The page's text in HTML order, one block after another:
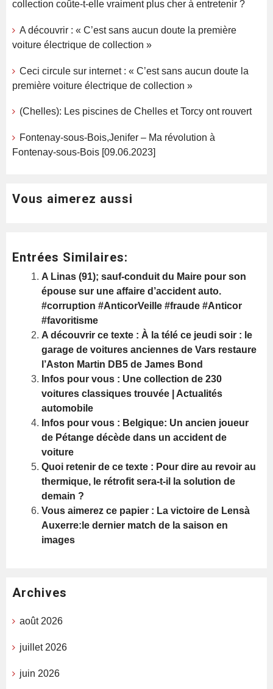
collection coûte-t-elle vraiment plus cher à entretenir ?
A découvrir : « C’est sans aucun doute la première
voiture électrique de collection »
Ceci circule sur internet : « C’est sans aucun doute la
première voiture électrique de collection »
(Chelles): Les piscines de Chelles et Torcy ont rouvert
Fontenay-sous-Bois,Jenifer – Ma révolution à
Fontenay-sous-Bois [09.06.2023]
Vous aimerez aussi
Entrées Similaires:
A Linas (91); sauf-conduit du Maire pour son
épouse sur une affaire d’accident auto.
#corruption #AnticorVeille #fraude #Anticor
#favoritisme
A découvrir ce texte : À la télé ce jeudi soir : le
garage de voitures anciennes de Vars restaure
l’Aston Martin DB5 de James Bond
Infos pour vous : Une collection de 230
voitures classiques trouvée | Actualités
automobile
Infos pour vous : Belgique: Un ancien joueur
de Pétange décède dans un accident de
voiture
Quoi retenir de ce texte : Pour dire au revoir au
thermique, le rétrofit sera-t-il la solution de
demain ?
Vous aimerez ce papier : La victoire de Lensà
Auxerre:le dernier match de la saison en
images
Archives
août 2026
juillet 2026
juin 2026